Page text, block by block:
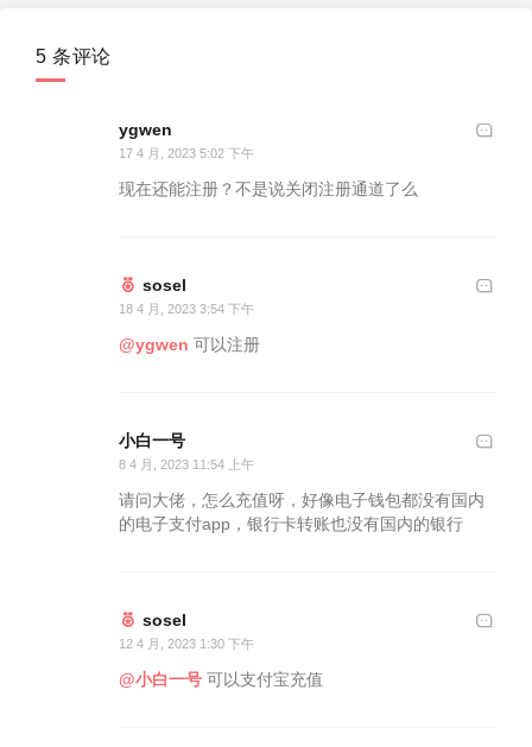
5 条评论
ygwen
17 4 月, 2023 5:02 下午
现在还能注册？不是说关闭注册通道了么
sosel
18 4 月, 2023 3:54 下午
@ygwen 可以注册
小白一号
8 4 月, 2023 11:54 上午
请问大佬，怎么充值呀，好像电子钱包都没有国内
的电子支付app，银行卡转账也没有国内的银行
sosel
12 4 月, 2023 1:30 下午
@小白一号 可以支付宝充值